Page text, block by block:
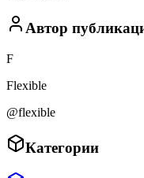
Автор
F
Flexible
@flexible
Категории